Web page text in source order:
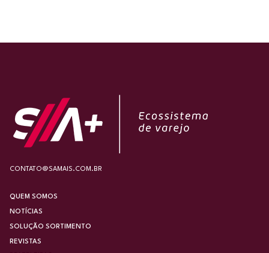
CONTATO@SAMAIS.COM.BR
QUEM SOMOS
NOTÍCIAS
SOLUÇÃO SORTIMENTO
REVISTAS